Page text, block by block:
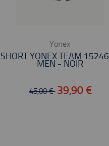
Yonex
SHORT YONEX TEAM
MEN - NOIR
45,00 € 39,90 €